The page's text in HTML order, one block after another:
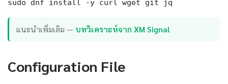
sudo dnf install -y curl wget git jq
แนะนำเพิ่มเติม — บทวิเคราะห์จาก XM Signal
Configuration File